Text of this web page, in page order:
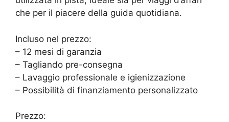
che per il piacere della guida quotidiana.
Incluso nel prezzo:
– 12 mesi di garanzia
– Tagliando pre-consegna
– Lavaggio professionale e igienizzazione
– Possibilità di finanziamento personalizzato
Prezzo: